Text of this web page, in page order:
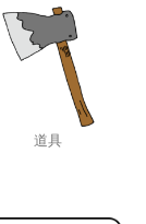
道具